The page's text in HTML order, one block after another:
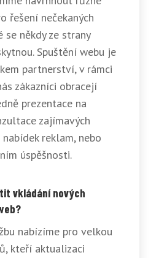
řešení nečekaných
se někdy ze strany
Spuštění webu je
partnerství, v rámci
zákazníci obracejí
prezentace na
zajímavých
reklam, nebo
úspěšnosti.
vkládání nových
nabízíme pro velkou
kteří aktualizaci